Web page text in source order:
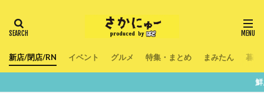
新店/閉店/RN イベント グルメ 特集・まとめ まみたん 暮ら
鮮度100％！堺・南大阪